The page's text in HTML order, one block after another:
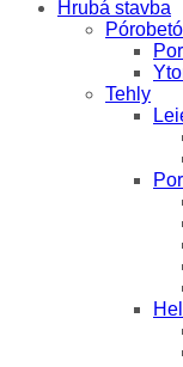
Hrubá stavba
Tehly